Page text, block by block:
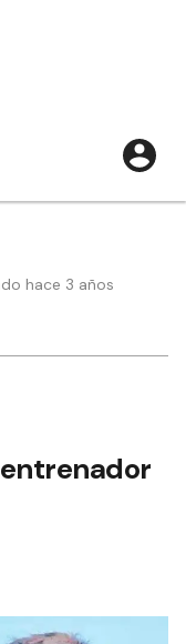
hace 3 años
entrenador